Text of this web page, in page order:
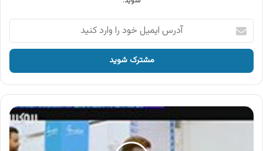
آدرس
ایمیل
خود
وارد
کنید
آگهی
محصولات